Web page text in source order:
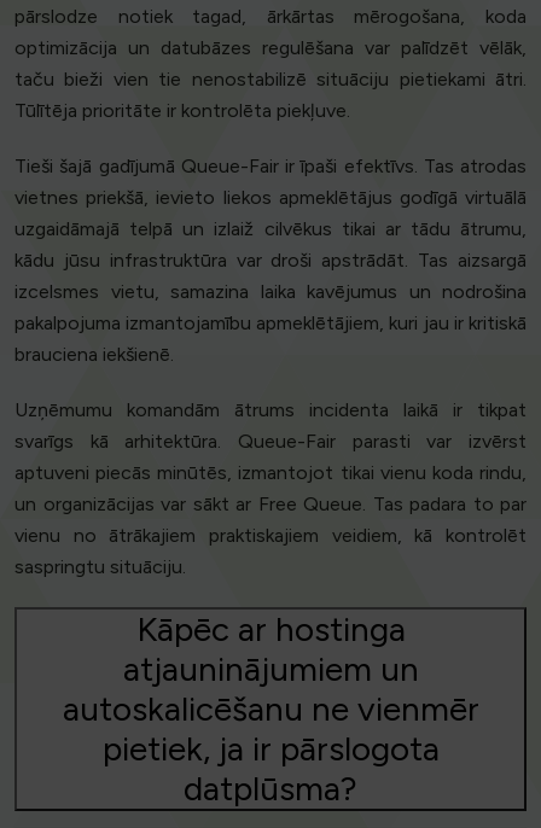
pārslodze notiek tagad, ārkārtas mērogošana, koda
optimizācija un datubāzes regulēšana var palīdzēt vēlāk,
taču bieži vien tie nenostabilizē situāciju pietiekami ātri.
Tūlītēja prioritāte ir kontrolēta piekļuve.
Tieši šajā gadījumā Queue-Fair ir īpaši efektīvs. Tas atrodas
vietnes priekšā, ievieto liekos apmeklētājus godīgā virtuālā
uzgaidāmajā telpā un izlaiž cilvēkus tikai ar tādu ātrumu,
kādu jūsu infrastruktūra var droši apstrādāt. Tas aizsargā
izcelsmes vietu, samazina laika kavējumus un nodrošina
pakalpojuma izmantojamību apmeklētājiem, kuri jau ir kritiskā
brauciena iekšienē.
Uzņēmumu komandām ātrums incidenta laikā ir tikpat
svarīgs kā arhitektūra. Queue-Fair parasti var izvērst
aptuveni piecās minūtēs, izmantojot tikai vienu koda rindu,
un organizācijas var sākt ar Free Queue. Tas padara to par
vienu no ātrākajiem praktiskajiem veidiem, kā kontrolēt
saspringtu situāciju.
Kāpēc ar hostinga
atjauninājumiem un
autoskalicēšanu ne vienmēr
pietiek, ja ir pārslogota
datplūsma?